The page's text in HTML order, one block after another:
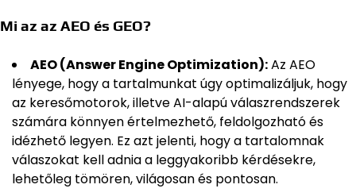
Mi az az AEO és GEO?
AEO (Answer Engine Optimization):Az AEO
lényege, hogy a tartalmunkat úgy optimalizáljuk, hogy
az keresőmotorok, illetve AI-alapú válaszrendszerek
számára könnyen értelmezhető, feldolgozható és
idézhető legyen. Ez azt jelenti, hogy a tartalomnak
válaszokat kell adnia a leggyakoribb kérdésekre,
lehetőleg tömören, világosan és pontosan.